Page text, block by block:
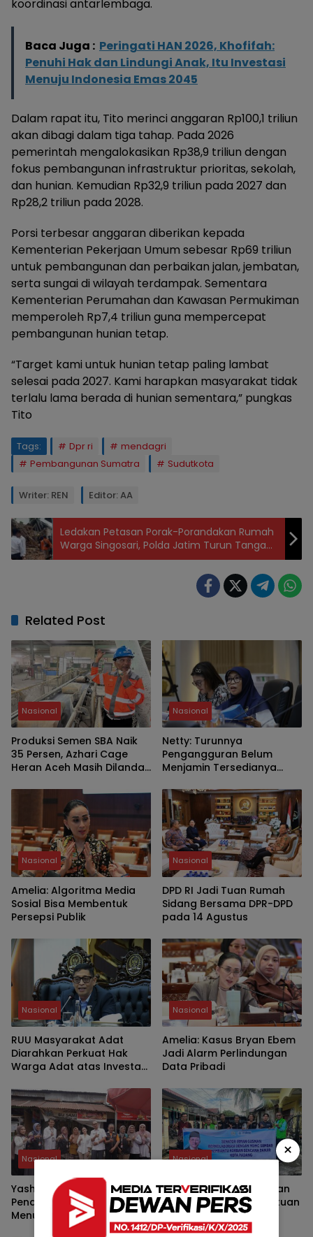
koordinasi antarlembaga.
Baca Juga : Peringati HAN 2026, Khofifah:
Penuhi Hak dan Lindungi Anak, Itu Investasi
Menuju Indonesia Emas 2045
Dalam rapat itu, Tito merinci anggaran Rp100,1 triliun
akan dibagi dalam tiga tahap. Pada 2026
pemerintah mengalokasikan Rp38,9 triliun dengan
fokus pembangunan infrastruktur prioritas, sekolah,
dan hunian. Kemudian Rp32,9 triliun pada 2027 dan
Rp28,2 triliun pada 2028.
Porsi terbesar anggaran diberikan kepada
Kementerian Pekerjaan Umum sebesar Rp69 triliun
untuk pembangunan dan perbaikan jalan, jembatan,
serta sungai di wilayah terdampak. Sementara
Kementerian Perumahan dan Kawasan Permukiman
memperoleh Rp7,4 triliun guna mempercepat
pembangunan hunian tetap.
“Target kami untuk hunian tetap paling lambat
selesai pada 2027. Kami harapkan masyarakat tidak
terlalu lama berada di hunian sementara,” pungkas
Tito
Tags: Dpr ri
mendagri
Pembangunan Sumatra
Sudutkota
Writer: REN Editor: AA
Ledakan Petasan Porak-Porandakan Rumah
Warga Singosari, Polda Jatim Turun Tangan
Olah TKP
Related Post
Nasional
Produksi Semen SBA Naik
35 Persen, Azhari Cage
Heran Aceh Masih Dilanda
Nasional
Netty: Turunnya
Pengangguran Belum
Menjamin Tersedianya
Nasional
Amelia: Algoritma Media
Sosial Bisa Membentuk
Persepsi Publik
Nasional
DPD RI Jadi Tuan Rumah
Sidang Bersama DPR-DPD
pada 14 Agustus
Nasional
RUU Masyarakat Adat
Diarahkan Perkuat Hak
Warga Adat atas Investasi
Nasional
Amelia: Kasus Bryan Ebem
Jadi Alarm Perlindungan
Data Pribadi
Nasional
Yashinta Soroti
Pendapatan Pelaku UMKM
Menurun, Minta Kebijakan
Lebih Tepat Sasaran
Nasional
Irman Gusman Kerahkan
Relawan Salurkan Bantuan
untuk Korban Banjir
Padang
×